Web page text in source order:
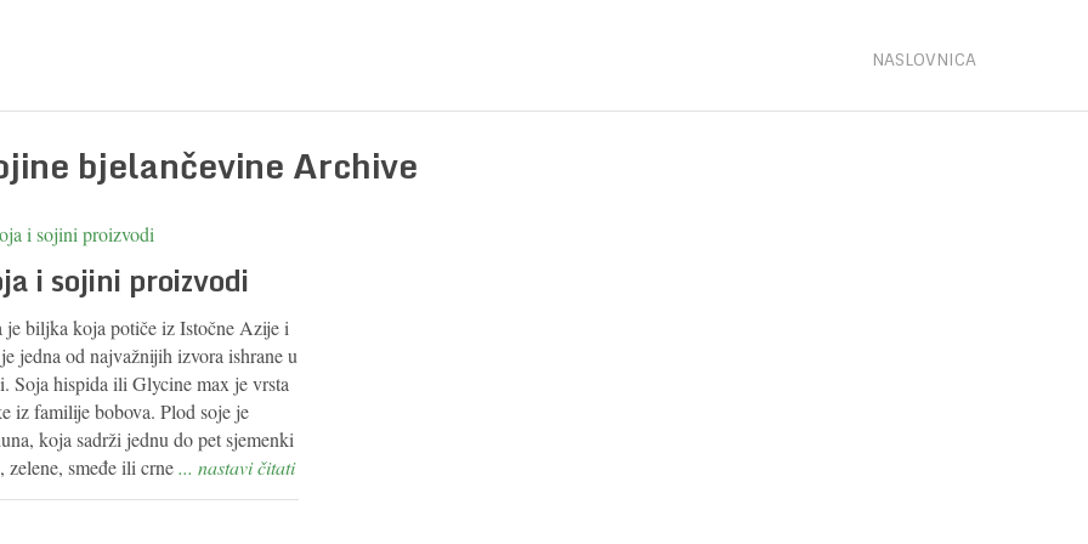
NASLOVNICA
bjelančevine Archive
i sojini proizvodi
je biljka koja potiče iz Istočne Azije i
jedna od najvažnijih izvora ishrane u
Soja hispida ili Glycine max je vrsta
iz familije bobova. Plod soje je
koja sadrži jednu do pet sjemenki
zelene, smeđe ili crne... nastavi čitati